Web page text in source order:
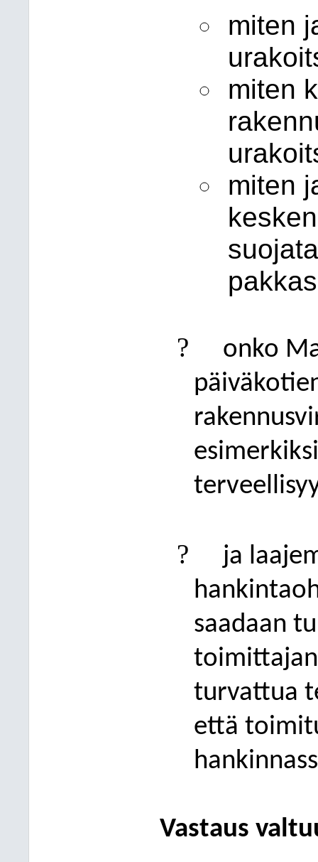
miten
miten
miten
?
onko
rakenn
?
ja
saadaan
toimittajan
turvattua
että
Vastaus